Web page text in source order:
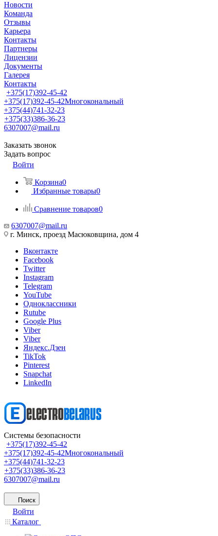
Новости
Команда
Отзывы
Карьера
Контакты
Партнеры
Лицензии
Документы
Галерея
Контакты
+375(17)392-45-42
+375(17)392-45-42Многокональный
+375(44)741-32-23
+375(33)386-36-23
6307007@mail.ru
Заказать звонок
Задать вопрос
Войти
Корзина0
Избранные товары0
Сравнение товаров0
6307007@mail.ru
г. Минск, проезд Масюковщина, дом 4
Вконтакте
Facebook
Twitter
Instagram
Telegram
YouTube
Одноклассники
Rutube
Google Plus
Viber
Viber
Яндекс.Дзен
TikTok
Pinterest
Snapchat
LinkedIn
Системы безопасности
+375(17)392-45-42
+375(17)392-45-42Многокональный
+375(44)741-32-23
+375(33)386-36-23
6307007@mail.ru
Поиск
Войти
Каталог